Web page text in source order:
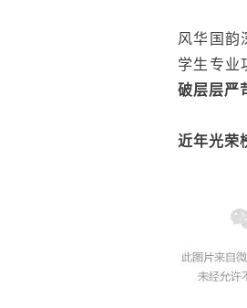
风华国韵
学生专业
破层层严
近年光荣